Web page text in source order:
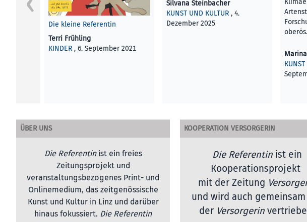
Die kleine Referentin
Terri Frühling
KINDER , 6. September 2021
Silvana Steinbacher
KUNST UND KULTUR , 4.
Dezember 2025
ÜBER UNS
Die Referentinist ein freies
Zeitungsprojekt und
veranstaltungsbezogenes Print- und
Onlinemedium, das zeitgenössische
Kunst und Kultur in Linz und darüber
hinaus fokussiert. Die Referentin
KOOPERATION VERSORGERIN
Die Referentinist ein
Kooperationsprojekt
mit der Zeitung
und wird auch
der Versorgerin